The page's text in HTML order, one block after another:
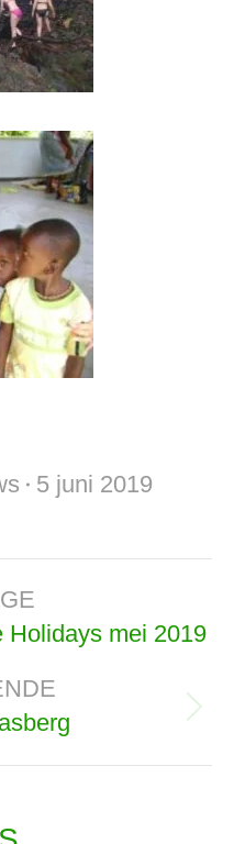
5 juni 2019
Holidays mei 2019